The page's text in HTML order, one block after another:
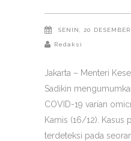
SENIN, 20
Redaksi
Jakarta – Menteri
Sadikin
COVID-19 varian
Kamis (16/12). Kasus
terdeteksi pada